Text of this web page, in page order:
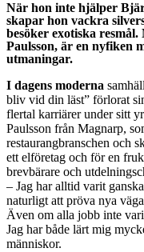
När hon inte hjälper
skapar hon vackra
besöker exotiska
Paulsson, är en nyfiken
utmaningar.
I dagens moderna
bliv vid din läst” förlorat
flertal karriärer under sitt
Paulsson från Magnarp,
restaurangbranschen och
ett elföretag och för en
brevbärare och
– Jag har alltid varit
naturligt att pröva nya
Även om alla jobb inte
Jag har både lärt mig
människor.